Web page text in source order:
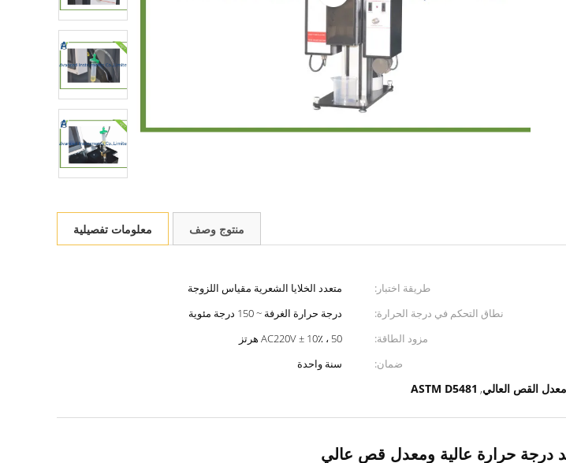
معلومات تفصيلية منتوج وصف
طريقة اختبار:
متعدد الخلايا الشعرية مقياس اللزوجة
نطاق التحكم في درجة الحرارة:
درجة حرارة الغرفة ~ 150 درجة مئوية
مزود الطاقة:
AC220V ± 10٪ ، 50 هرتز
ضمان:
سنة واحدة
القص العالي,
ASTM D5481
درجة حرارة عالية ومعدل قص عالي